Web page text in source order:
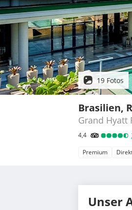
19 Fotos
Brasilien,
Grand Hyatt
4,4
Premium
Unser